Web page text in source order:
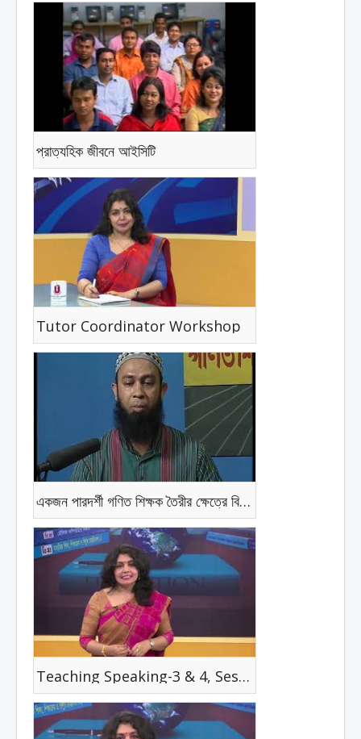
প্রাত্যহিক জীবনে আইসিটি
Tutor Coordinator Workshop
একজন পারদর্শী গণিত শিক্ষক তৈরীর ক্ষেত্রে বিবেচ্য বিষয় সমূহ
Teaching Speaking-3 & 4, Session -26, 27